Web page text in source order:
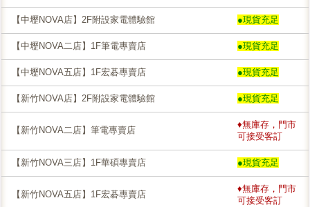
【中壢NOVA店】2F附設家電體驗館 ●現貨充足
【中壢NOVA二店】1F筆電專賣店 ●現貨充足
【中壢NOVA五店】1F宏碁專賣店 ●現貨充足
【新竹NOVA店】2F附設家電體驗館 ●現貨充足
【新竹NOVA二店】筆電專賣店
♦無庫存，門市
可接受客訂
【新竹NOVA三店】1F華碩專賣店 ●現貨充足
【新竹NOVA五店】1F宏碁專賣店
♦無庫存，門市
可接受客訂